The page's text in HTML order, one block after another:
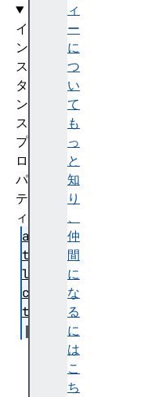
ィ
ー
に
つ
い
て
も
っ
と
知
り
、
仲
間
に
な
る
に
は
こ
ち
イ
ン
ス
タ
ン
ス
プ
ロ
パ
テ
ィ
au
to
lo
ca
te